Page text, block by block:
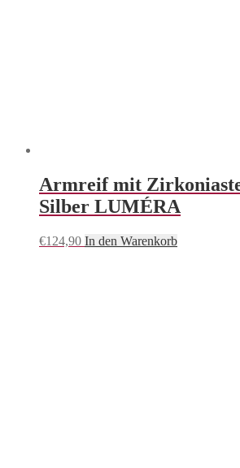
Armreif mit
Silber LUMÉRA
€124,90 In den Warenkorb